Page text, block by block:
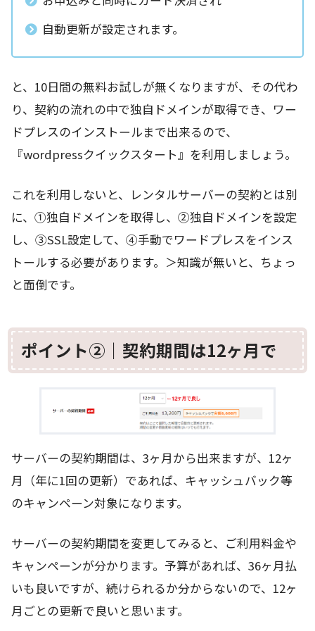
自動更新が設定されます。
と、10日間の無料お試しが無くなりますが、その代わ
り、契約の流れの中で独自ドメインが取得でき、ワー
ドプレスのインストールまで出来るので、
『wordpressクイックスタート』を利用しましょう。
これを利用しないと、レンタルサーバーの契約とは別
に、①独自ドメインを取得し、②独自ドメインを設定
し、③SSL設定して、④手動でワードプレスをインス
トールする必要があります。＞知識が無いと、ちょっ
と面倒です。
ポイント②｜契約期間は12ヶ月で
サーバーの契約期間は、3ヶ月から出来ますが、12ヶ
月（年に1回の更新）であれば、キャッシュバック等
のキャンペーン対象になります。
サーバーの契約期間を変更してみると、ご利用料金や
キャンペーンが分かります。予算があれば、36ヶ月払
いも良いですが、続けられるか分からないので、12ヶ
月ごとの更新で良いと思います。